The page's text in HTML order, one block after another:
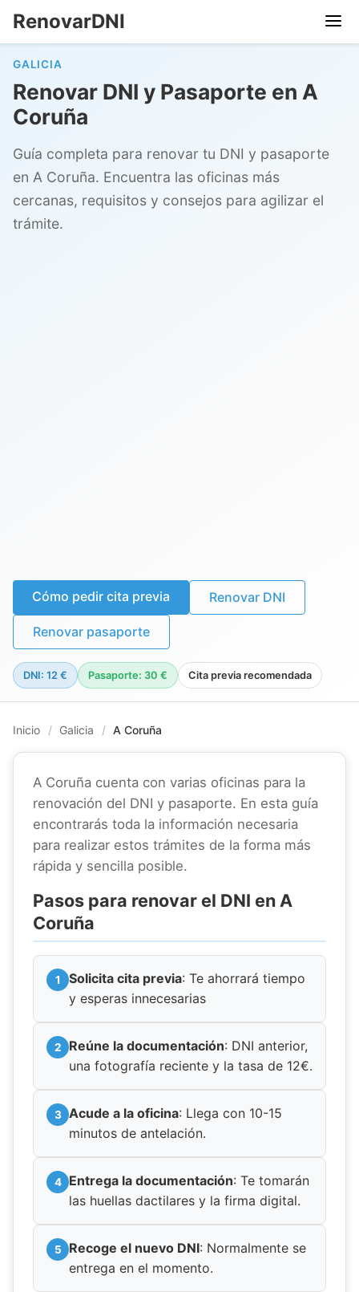
RenovarDNI
GALICIA
Renovar DNI y Pasaporte en A
Coruña
Guía completa para renovar tu DNI y pasaporte
en A Coruña. Encuentra las oficinas más
cercanas, requisitos y consejos para agilizar el
trámite.
Cómo pedir cita previa Renovar DNI
Renovar pasaporte
DNI: 12 € Pasaporte: 30 € Cita previa recomendada
Inicio / Galicia / A Coruña
A Coruña cuenta con varias oficinas para la
renovación del DNI y pasaporte. En esta guía
encontrarás toda la información necesaria
para realizar estos trámites de la forma más
rápida y sencilla posible.
Pasos para renovar el DNI en A
Coruña
Solicita cita previa: Te ahorrará tiempo
y esperas innecesarias
Reúne la documentación: DNI anterior,
una fotografía reciente y la tasa de 12€.
Acude a la oficina: Llega con 10-15
minutos de antelación.
Entrega la documentación: Te tomarán
las huellas dactilares y la firma digital.
Recoge el nuevo DNI: Normalmente se
entrega en el momento.